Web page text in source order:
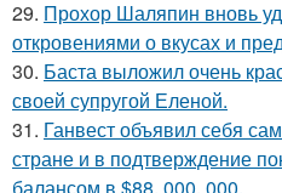
29. Прохор Шаляпин вновь
откровениями о вкусах и
30. Баста выложил очень
своей супругой Еленой.
31. Ганвест объявил себя
стране и в подтверждение